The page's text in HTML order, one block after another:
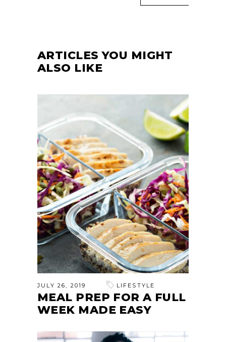
ARTICLES YOU MIGHT
ALSO LIKE
JULY 26, 2019 LIFESTYLE
MEAL PREP FOR A FULL
WEEK MADE EASY